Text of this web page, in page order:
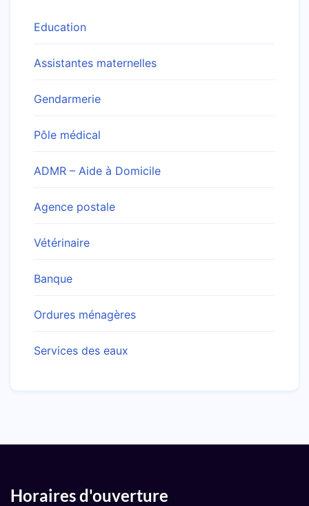
Education
Assistantes maternelles
Gendarmerie
Pôle médical
ADMR – Aide à Domicile
Agence postale
Vétérinaire
Banque
Ordures ménagères
Services des eaux
Horaires d'ouverture